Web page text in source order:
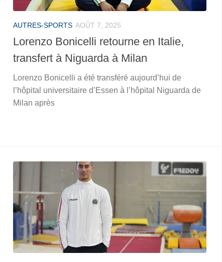
AUTRES-SPORTS AOÛT 7, 2025
Lorenzo Bonicelli retourne en Italie,
transfert à Niguarda à Milan
Lorenzo Bonicelli a été transféré aujourd’hui de
l’hôpital universitaire d’Essen à l’hôpital Niguarda de
Milan après